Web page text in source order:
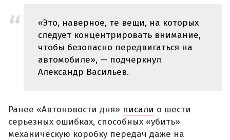
«Это, наверное, те вещи, на которых
следует концентрировать внимание,
чтобы безопасно передвигаться на
автомобиле», — подчеркнул
Александр Васильев.
Ранее «Автоновости дня» писали о шести
серьезных ошибках, способных «убить»
механическую коробку передач даже на